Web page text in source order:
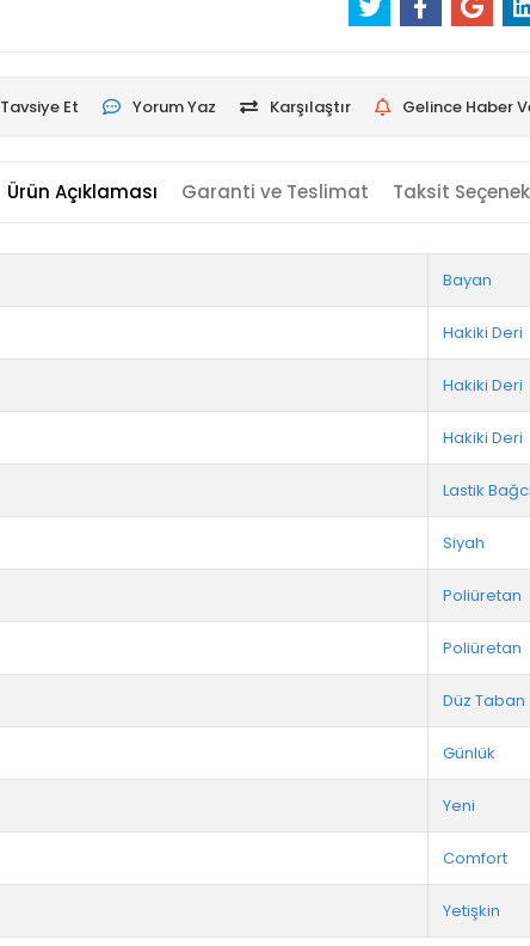
Tavsiye Et Yorum Yaz Karşılaştır Gelince Haber
Ürün Açıklaması Garanti ve Teslimat Taksit
Bayan
Hakiki Deri
Hakiki Deri
Hakiki Deri
Lastik
Siyah
Poliüretan
Poliüretan
Düz Taban
Günlük
Yeni
Comfort
Yetişkin